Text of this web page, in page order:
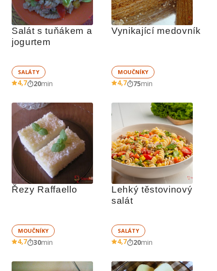
Salát s tuňákem a
jogurtem
SALÁTY
4,7 20min
Vynikající medovník
MOUČNÍKY
4,7 75min
Řezy Raffaello
MOUČNÍKY
4,7 30min
Lehký těstovinový
salát
SALÁTY
4,7 20min